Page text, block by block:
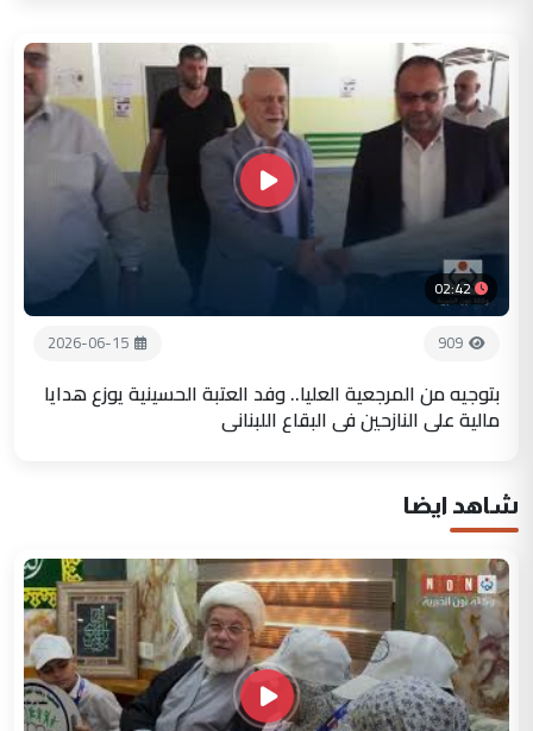
02:42
909
2026-06-15
بتوجيه من المرجعية العليا.. وفد العتبة الحسينية يوزع هدايا
مالية على النازحين في البقاع اللبناني
شاهد ايضا